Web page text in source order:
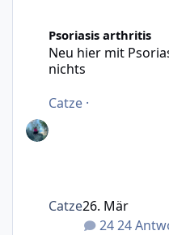
Psoriasis arthritis
Neu hier mit
nichts
Catze ·
24
Catze26. Mär